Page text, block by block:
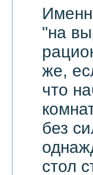
"на
же,
что
без
стол